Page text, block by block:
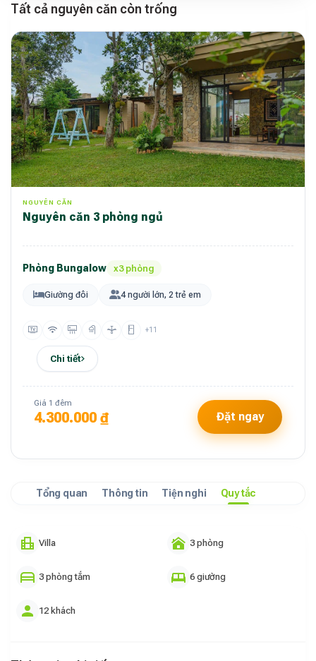
Tất cả nguyên căn còn trống
NGUYÊN CĂN
Nguyên căn 3 phòng ngủ
Phòng Bungalow x3 phòng
Giường đôi 4 người lớn, 2 trẻ em
+11
Chi tiết
Giá 1 đêm
4.300.000 ₫ Đặt ngay
Tổng quan Thông tin Tiện nghi Quy tắc
Villa 3 phòng
3 phòng tắm 6 giường
12 khách